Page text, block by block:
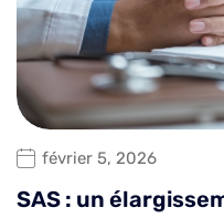
février 5, 2026
SAS : un